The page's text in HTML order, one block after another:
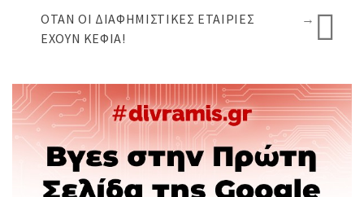
ΌΤΑΝ ΟΙ ΔΙΑΦΗΜΙΣΤΙΚΈΣ ΕΤΑΙΡΊΕΣ
ΈΧΟΥΝ ΚΈΦΙΑ!
→